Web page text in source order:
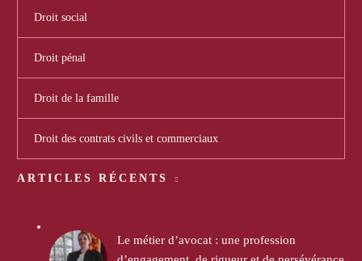
Droit social
Droit pénal
Droit de la famille
Droit des contrats civils et commerciaux
ARTICLES RÉCENTS
Le métier d’avocat : une profession